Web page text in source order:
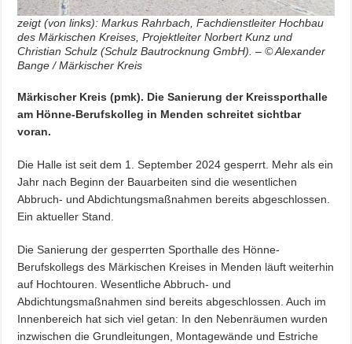
zeigt (von links): Markus Rahrbach, Fachdienstleiter Hochbau
des Märkischen Kreises, Projektleiter Norbert Kunz und
Christian Schulz (Schulz Bautrocknung GmbH). – © Alexander
Bange / Märkischer Kreis
Märkischer Kreis (pmk). Die Sanierung der Kreissporthalle
am Hönne-Berufskolleg in Menden schreitet sichtbar
voran.
Die Halle ist seit dem 1. September 2024 gesperrt. Mehr als ein
Jahr nach Beginn der Bauarbeiten sind die wesentlichen
Abbruch- und Abdichtungsmaßnahmen bereits abgeschlossen.
Ein aktueller Stand.
Die Sanierung der gesperrten Sporthalle des Hönne-
Berufskollegs des Märkischen Kreises in Menden läuft weiterhin
auf Hochtouren. Wesentliche Abbruch- und
Abdichtungsmaßnahmen sind bereits abgeschlossen. Auch im
Innenbereich hat sich viel getan: In den Nebenräumen wurden
inzwischen die Grundleitungen, Montagewände und Estriche